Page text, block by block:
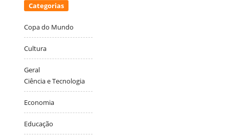
Categorias
Copa do Mundo
Cultura
Geral
Ciência e Tecnologia
Economia
Educação